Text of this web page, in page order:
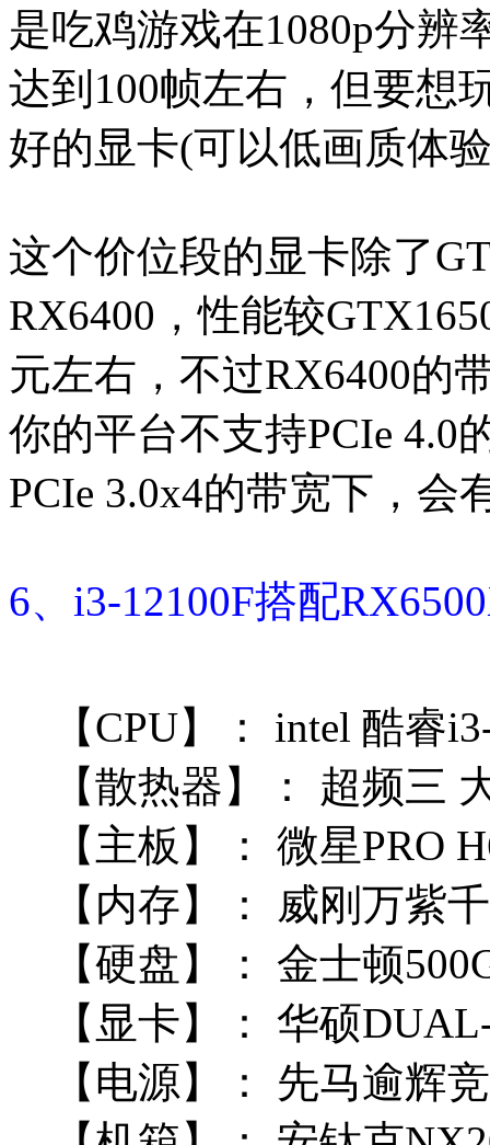
是吃鸡游戏在1080p分辨
达到100帧左右，但要想
好的显卡(可以低画质体
这个价位段的显卡除了
RX6400，性能较
元左右，不过RX6400的
你的平台不支持PCIe 4.0
PCIe 3.0x4的带宽下，会
6、i3-12100F搭配
【CPU】：
intel 酷睿
【散热器】：
超频三
【主板】：
微星PRO
【内存】：
威刚万紫
【硬盘】：
金士顿
【显卡】：
华硕
【电源】：
先马逾辉